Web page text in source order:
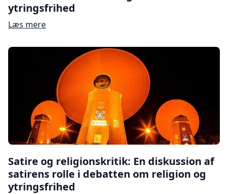
ytringsfrihed
Læs mere
Satire og religionskritik: En diskussion af
satirens rolle i debatten om religion og
ytringsfrihed